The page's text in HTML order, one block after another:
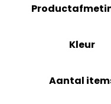
Kleur
Aantal